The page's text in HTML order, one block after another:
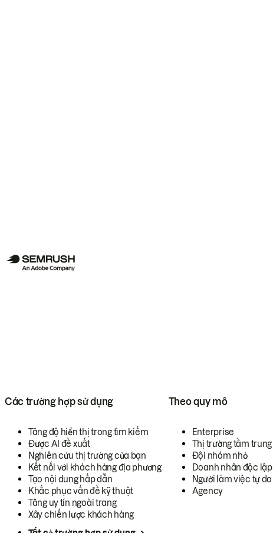
Các trường hợp sử dụng
Tăng độ hiển thị trong tìm kiếm
Được AI đề xuất
Nghiên cứu thị trường của bạn
Kết nối với khách hàng địa phương
Tạo nội dung hấp dẫn
Khắc phục vấn đề kỹ thuật
Tăng uy tín ngoài trang
Xây chiến lược khách hàng
Theo quy mô
Enterprise
Thị trường tầm trung
Đội nhóm nhỏ
Doanh nhân độc lập
Người làm việc tự do
Agency